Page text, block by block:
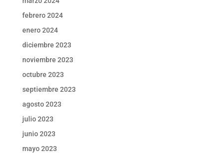
febrero 2024
enero 2024
diciembre 2023
noviembre 2023
octubre 2023
septiembre 2023
agosto 2023
julio 2023
junio 2023
mayo 2023